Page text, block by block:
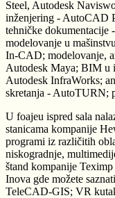
Steel, Autodesk
inženjering - AutoCAD
tehničke dokumentacije
modelovanje u
In-CAD; modelovanje,
Autodesk Maya; BIM u
Autodesk InfraWorks;
skretanja - AutoTURN;
U foajeu ispred sala
stanicama kompanije
programi iz različitih
niskogradnje,
štand kompanije
Inova gde možete
TeleCAD-GIS; VR